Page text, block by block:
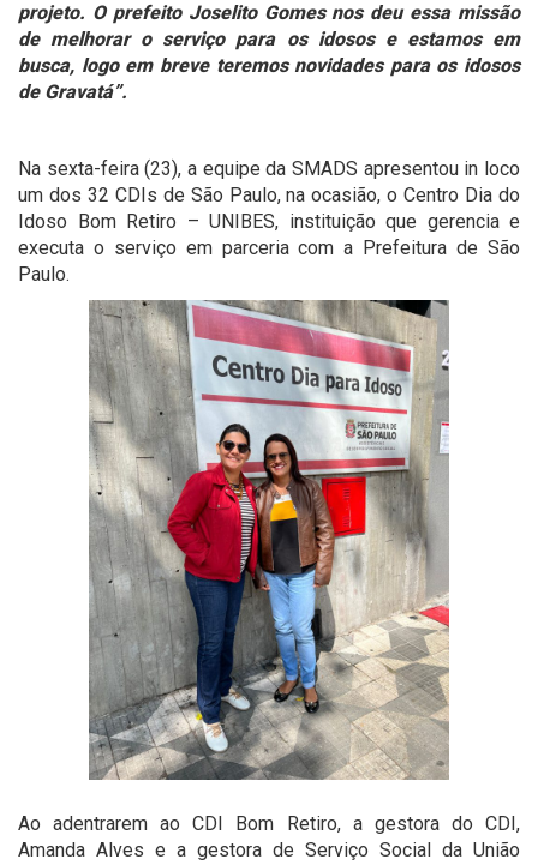
projeto. O prefeito Joselito Gomes nos deu essa missão
de melhorar o serviço para os idosos e estamos em
busca, logo em breve teremos novidades para os idosos
de Gravatá”.
Na sexta-feira (23), a equipe da SMADS apresentou in loco
um dos 32 CDIs de São Paulo, na ocasião, o Centro Dia do
Idoso Bom Retiro – UNIBES, instituição que gerencia e
executa o serviço em parceria com a Prefeitura de São
Paulo.
Ao adentrarem ao CDI Bom Retiro, a gestora do CDI,
Amanda Alves e a gestora de Serviço Social da União